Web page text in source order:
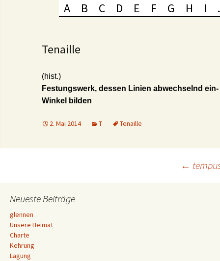
A B C D E F G H I
Tenaille
(hist.)
Festungswerk, dessen Linien abwechselnd
Winkel bilden
2. Mai 2014 T Tenaille
Navigation
←
Neueste Beiträge
glennen
Unsere Heimat
Charte
Kehrung
Lagung